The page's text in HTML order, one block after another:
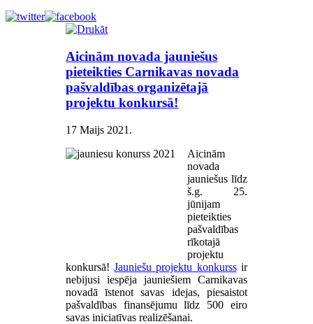
Aicinām novada jauniešus
pieteikties Carnikavas novada
pašvaldības organizētajā
projektu konkursā!
17 Maijs 2021 .
Aicinām
novada
jauniešus līdz
š.g. 25.
jūnijam
pieteikties
pašvaldības
rīkotajā
projektu
konkursā!Jauniešu projektu konkurssir
nebijusi iespēja jauniešiem Carnikavas
novadā īstenot savas idejas, piesaistot
pašvaldības finansējumu līdz 500 eiro
savas iniciatīvas realizēšanai.